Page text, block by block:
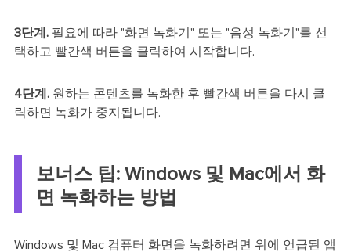
3단계.필요에 따라 "화면 녹화기" 또는 "음성 녹화기"를 선
택하고 빨간색 버튼을 클릭하여 시작합니다.
4단계.원하는 콘텐츠를 녹화한 후 빨간색 버튼을 다시 클
릭하면 녹화가 중지됩니다.
보너스 팁: Windows 및 Mac에서 화
면 녹화하는 방법
Windows 및 Mac 컴퓨터 화면을 녹화하려면 위에 언급된 앱